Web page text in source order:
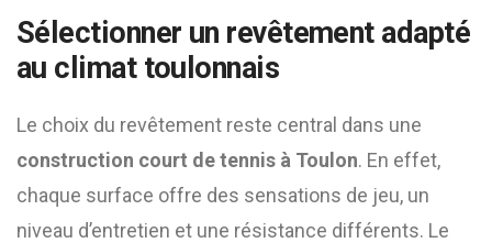
Sélectionner un revêtement adapté
au climat toulonnais
Le choix du revêtement reste central dans une
construction court de tennis à Toulon. En effet,
chaque surface offre des sensations de jeu, un
niveau d’entretien et une résistance différents. Le